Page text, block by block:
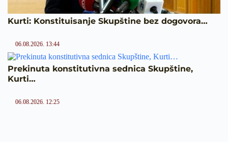
Kurti: Konstituisanje Skupštine bez dogovora…
06.08.2026. 13:44
Prekinuta konstitutivna sednica Skupštine,
Kurti…
06.08.2026. 12:25